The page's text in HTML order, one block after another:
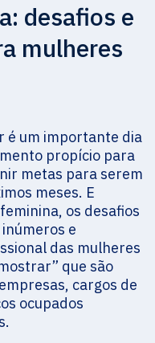
desafios e
mulheres
é um importante dia
propício para
metas para serem
meses. E
os desafios
e
das mulheres
que são
cargos de
ocupados